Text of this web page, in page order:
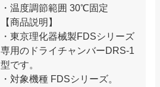
・温度調節範囲 30℃固定
【商品説明】
・東京理化器械製FDSシリーズ
専用のドライチャンバーDRS-1
型です。
・対象機種 FDSシリーズ。